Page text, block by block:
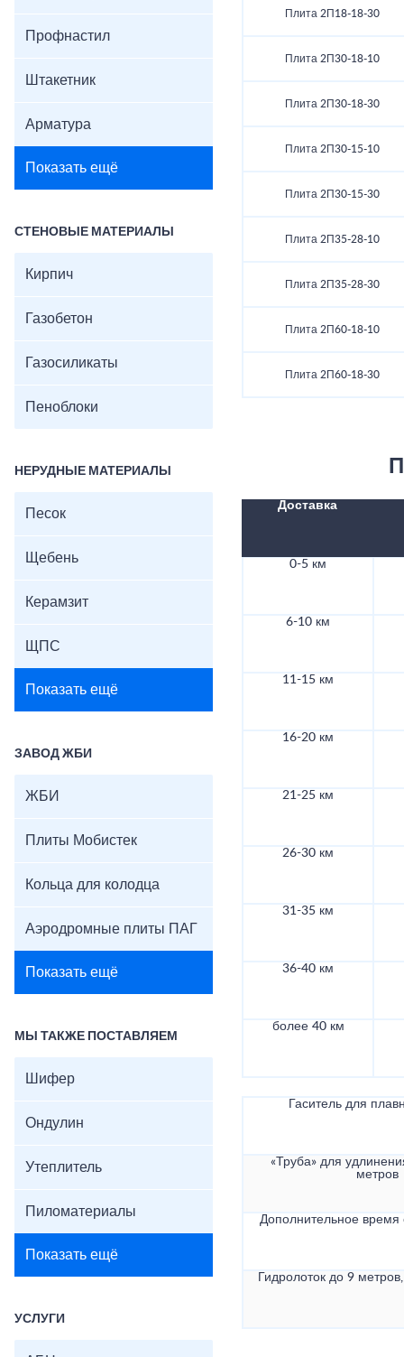
Профнастил
Штакетник
Арматура
Показать ещё
СТЕНОВЫЕ МАТЕРИАЛЫ
Кирпич
Газобетон
Газосиликаты
Пеноблоки
НЕРУДНЫЕ МАТЕРИАЛЫ
Песок
Щебень
Керамзит
ЩПС
Показать ещё
ЗАВОД ЖБИ
ЖБИ
Плиты Мобистек
Кольца для колодца
Аэродромные плиты ПАГ
Показать ещё
МЫ ТАКЖЕ ПОСТАВЛЯЕМ
Шифер
Ондулин
Утеплитель
Пиломатериалы
Показать ещё
УСЛУГИ
Плита 2П18-18-30
Плита 2П30-18-10
Плита 2П30-18-30
Плита 2П30-15-10
Плита 2П30-15-30
Плита 2П35-28-10
Плита 2П35-28-30
Плита 2П60-18-10
Плита 2П60-18-30
Доставка
0-5 км
6-10 км
11-15 км
16-20 км
21-25 км
26-30 км
31-35 км
36-40 км
более 40 км
Гаситель для
«Труба» для
метров
Дополнительное
Гидролоток до 9